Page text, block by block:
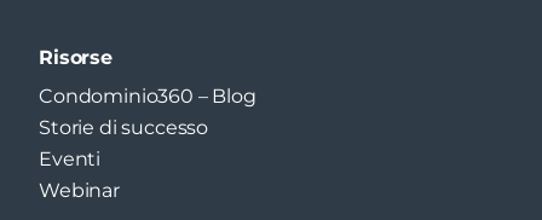
Risorse
Condominio360 – Blog
Storie di successo
Eventi
Webinar